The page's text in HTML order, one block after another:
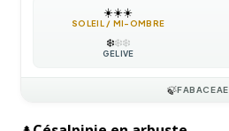
☀️☀️☀️
SOLEIL / MI-OMBRE
❄️❄️❄️
GÉLIVE
🍃FABACEAE